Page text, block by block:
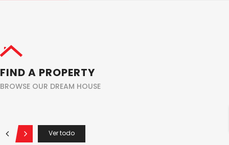
FIND A PROPERTY
Ver todo
BROWSE OUR DREAM HOUSE